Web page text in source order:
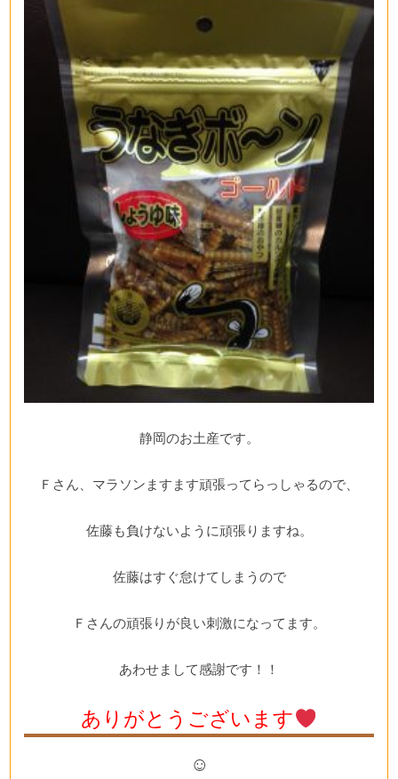
静岡のお土産です。
Ｆさん、マラソンますます頑張ってらっしゃるので、
佐藤も負けないように頑張りますね。
佐藤はすぐ怠けてしまうので
Ｆさんの頑張りが良い刺激になってます。
あわせまして感謝です！！
ありがとうございます
☺